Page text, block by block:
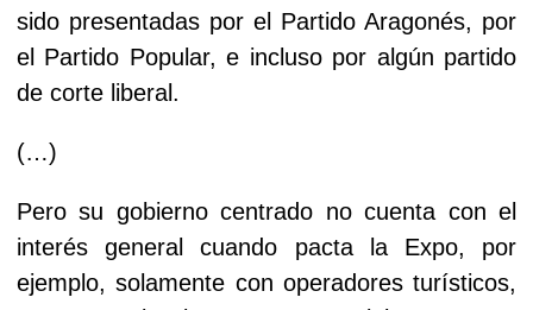
sido presentadas por el Partido Aragonés, por
el Partido Popular, e incluso por algún partido
de corte liberal.
(…)
Pero su gobierno centrado no cuenta con el
interés general cuando pacta la Expo, por
ejemplo, solamente con operadores turísticos,